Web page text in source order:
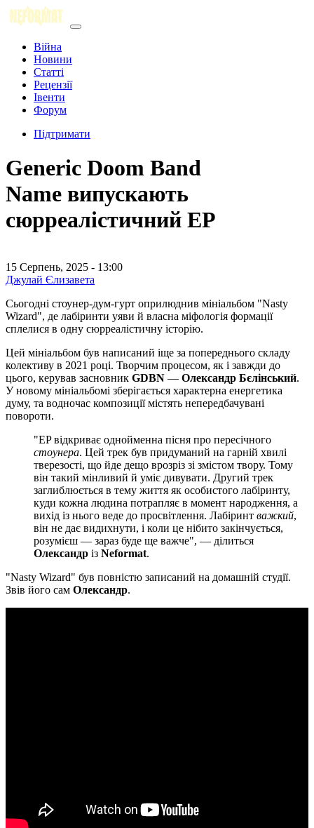
Війна
Новини
Статті
Рецензії
Івенти
Форум
Підтримати
Generic Doom Band
Name випускають
сюрреалістичний EP
15 Серпень, 2025 - 13:00
Джулай Єлизавета
Сьогодні стоунер-дум-гурт оприлюднив мініальбом "Nasty
Wizard", де лабіринти уяви й власна міфологія формації
сплелися в одну сюрреалістичну історію.
Цей мініальбом був написаний іще за попереднього складу
колективу в 2021 році. Творчим процесом, як і завжди до
цього, керував засновник GDBN — Олександр Бєлінський.
У новому мініальбомі зберігається характерна енергетика
думу, та водночас композиції містять непередбачувані
повороти.
"EP відкриває однойменна пісня про пересічного
стоунера. Цей трек був придуманий на гарній хвилі
тверезості, що йде дещо врозріз зі змістом твору. Тому
він такий мінливий й уміє дивувати. Другий трек
заглиблюється в тему життя як особистого лабіринту,
куди кожна людина потрапляє в момент народження, а
вихід із нього веде до просвітлення. Лабіринт важкий,
він не дає видихнути, і коли це нібито закінчується,
розумієш — зараз буде ще важче", — ділиться
Олександр із Neformat.
"Nasty Wizard" був повністю записаний на домашній студії.
Звів його сам Олександр.